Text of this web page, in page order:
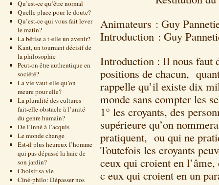
Qu’est-ce qu’être normal
Quelle place pour le doute?
Qu’est-ce qui vous fait lever
le matin?
La bêtise a t-elle un avenir?
Kant, un tournant décisif de
la philosophie
Peut-on être authentique en
société?
La vie vaut-elle qu’on
meure pour elle?
La pluralité des cultures
fait-elle obstacle à l’unité
du genre humain?
De l’inné à l’acquis
Le monde change
Est-il plus heureux l’homme
qui pas dépassé la haie de
son jardin?
Choisir sa vie
Ciné-philo: Dépasser nos
Animateurs : Guy
Introduction : Guy
Introduction : Il nous faut
positions de chacun,
rappelle qu’il existe dix
monde sans compter les
1° les croyants, des
supérieure qu’on
pratiquent, ou qui ne
Toutefois les croyants
ceux qui croient en
c eux qui croient en un